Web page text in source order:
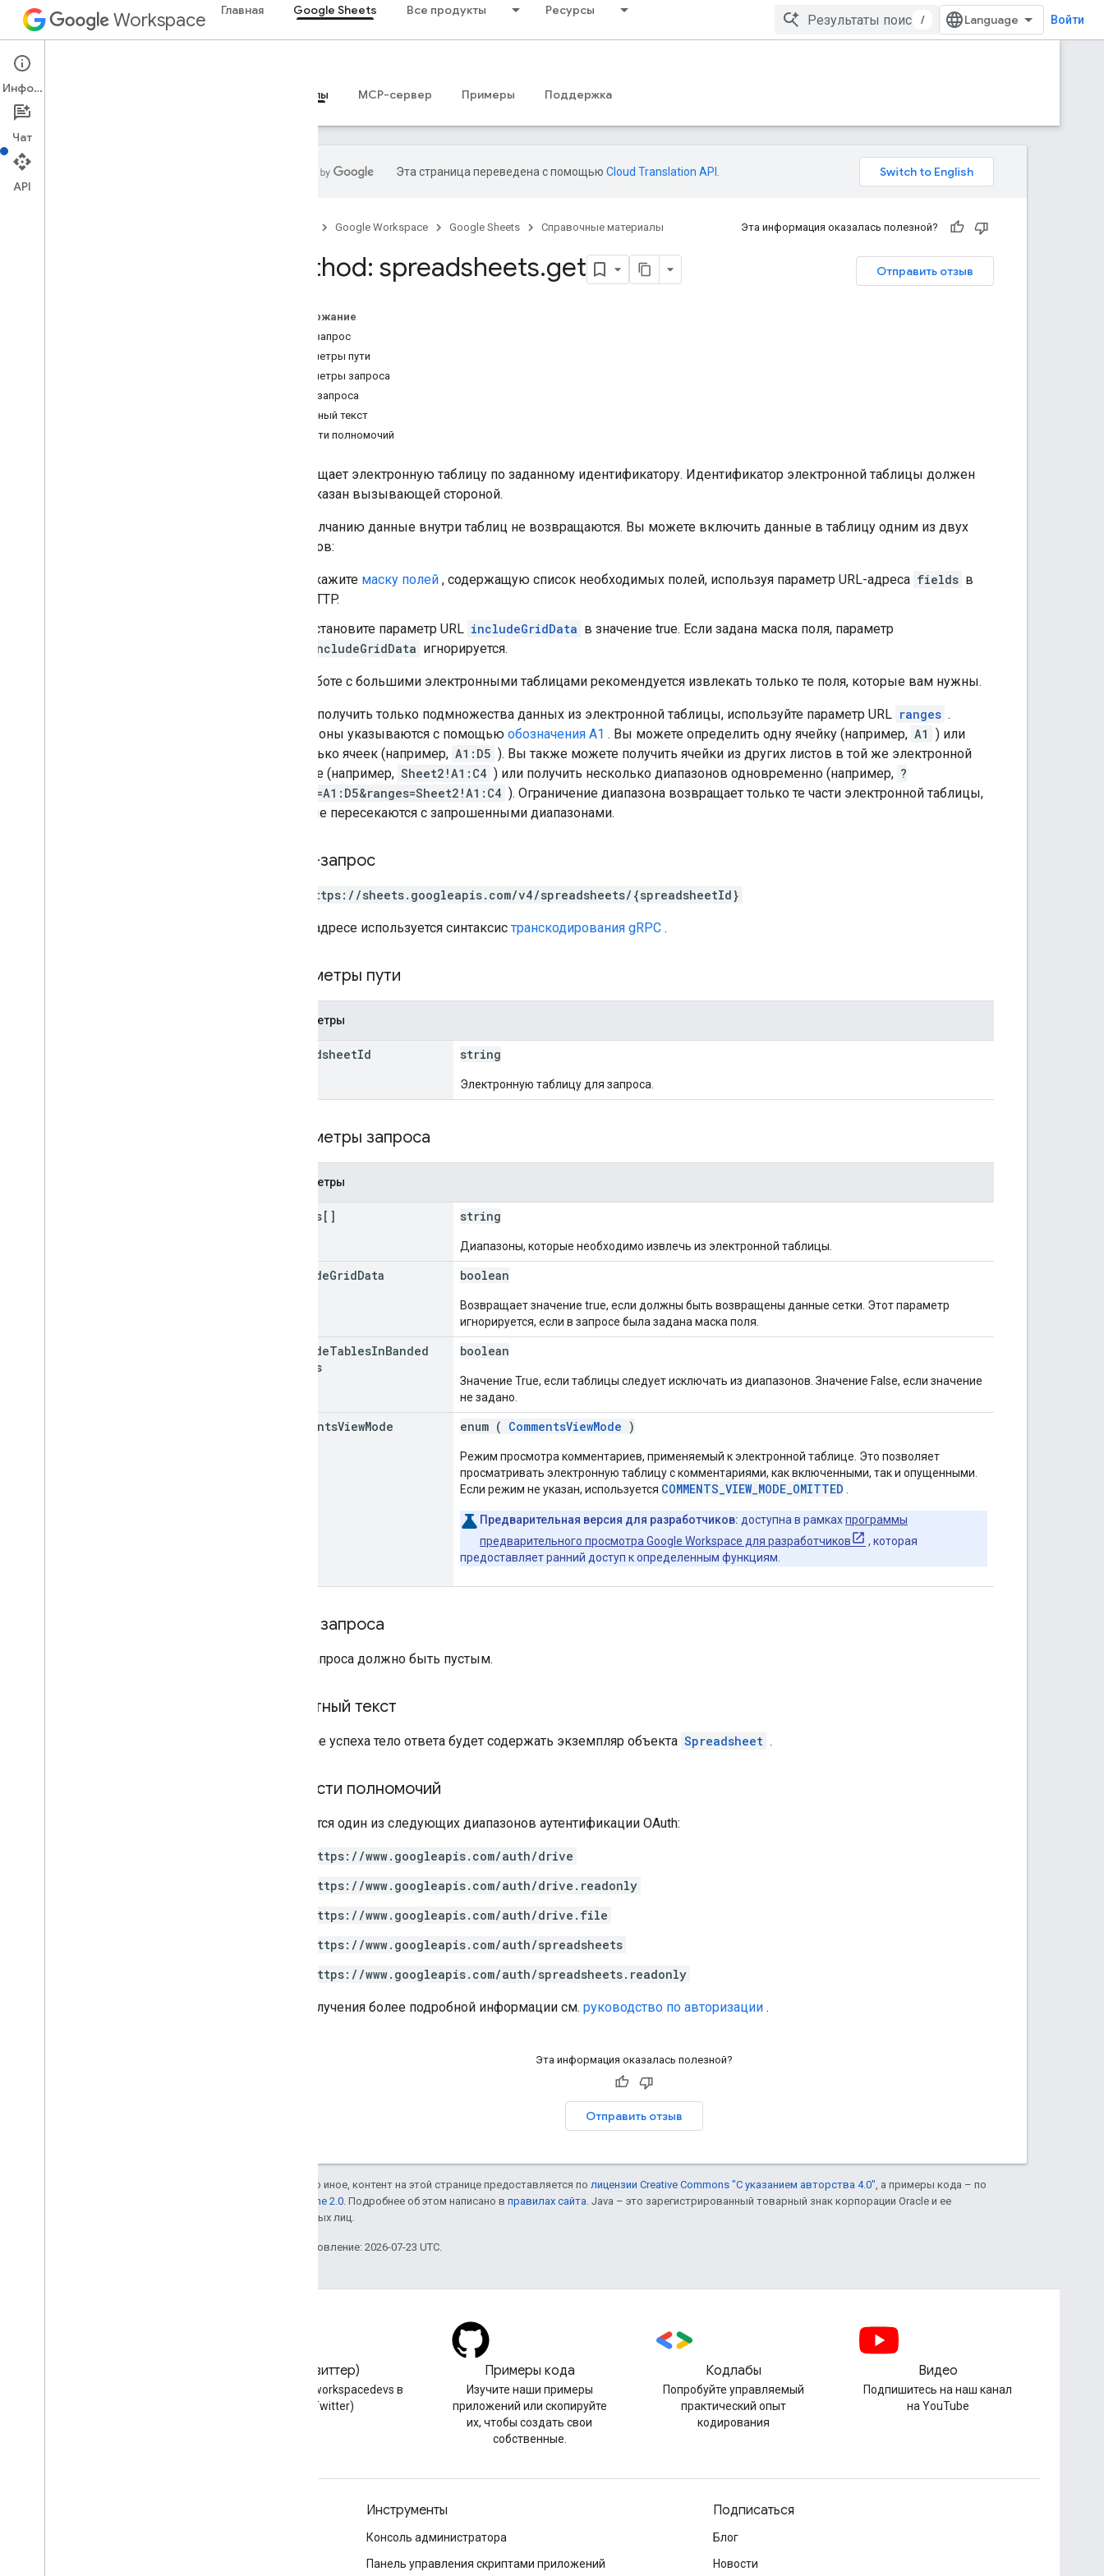
Workspace Главная Google Sheets Все продукты Ресурсы
/ Войти
Google Sheets
Обзор Справочные материалы MCP-сервер Примеры Поддержка
Эта страница переведена с помощью Cloud Translation API
Google Workspace Google Sheets Справочные материалы Эта информация оказалась полезной?
Отправить отзыв
Method: spreadsheets.get
Содержание
HTTP-запрос
Параметры пути
Параметры запроса
Текст запроса
Ответный текст
Области полномочий
Возвращает электронную таблицу по заданному идентификатору. Идентификатор электронной таблицы должен
быть указан вызывающей стороной.
По умолчанию данные внутри таблиц не возвращаются. Вы можете включить данные в таблицу одним из двух
способов:
Укажите маску полей , содержащую список необходимых полей, используя параметр URL-адреса fields в
HTTP.
Установите параметр URL includeGridData в значение true. Если задана маска поля, параметр
includeGridData игнорируется.
При работе с большими электронными таблицами рекомендуется извлекать только те поля, которые вам нужны.
Чтобы получить только подмножества данных из электронной таблицы, используйте параметр URL ranges .
Диапазоны указываются с помощью обозначения A1 . Вы можете определить одну ячейку (например, A1 ) или
несколько ячеек (например, A1:D5 ). Вы также можете получить ячейки из других листов в той же электронной
таблице (например, Sheet2!A1:C4 ) или получить несколько диапазонов одновременно (например, ?
ranges=A1:D5&ranges=Sheet2!A1:C4 ). Ограничение диапазона возвращает только те части электронной таблицы,
которые пересекаются с запрошенными диапазонами.
HTTP-запрос
GET https://sheets.googleapis.com/v4/spreadsheets/{spreadsheetId}
В URL-адресе используется синтаксис транскодирования gRPC .
Параметры пути
Параметры
spreadsheetId string
Электронную таблицу для запроса.
Параметры запроса
Параметры
ranges[] string
Диапазоны, которые необходимо извлечь из электронной таблицы.
includeGridData boolean
Возвращает значение true, если должны быть возвращены данные сетки. Этот параметр
игнорируется, если в запросе была задана маска поля.
excludeTablesInBanded
Ranges
boolean
Значение True, если таблицы следует исключать из диапазонов. Значение False, если значение
не задано.
commentsViewMode enum ( CommentsViewMode )
Режим просмотра комментариев, применяемый к электронной таблице. Это позволяет
просматривать электронную таблицу с комментариями, как включенными, так и опущенными.
Если режим не указан, используется COMMENTS_VIEW_MODE_OMITTED
Предварительная версия для разработчиков: доступна в рамкахпрограммы
предварительного просмотра Google Workspace для разработчиков
, которая
предоставляет ранний доступ к определенным функциям.
Текст запроса
Тело запроса должно быть пустым.
Ответный текст
В случае успеха тело ответа будет содержать экземпляр объекта Spreadsheet .
Области полномочий
Требуется один из следующих диапазонов аутентификации OAuth:
https://www.googleapis.com/auth/drive
https://www.googleapis.com/auth/drive.readonly
https://www.googleapis.com/auth/drive.file
https://www.googleapis.com/auth/spreadsheets
https://www.googleapis.com/auth/spreadsheets.readonly
Для получения более подробной информации см. руководство по авторизации .
Эта информация оказалась полезной?
Отправить отзыв
Если не указано иное, контент на этой странице предоставляется по лицензии Creative Commons "С указанием авторства 4.0" , а примеры кода – по
лицензии Apache 2.0 . Подробнее об этом написано в правилах сайта . Java – это зарегистрированный товарный знак корпорации Oracle и ее
аффилированных лиц.
Последнее обновление: 2026-07-23 UTC.
X (Твиттер)
Следуйте @workspacedevs в
X (Twitter)
Примеры кода
Изучите наши примеры
приложений или скопируйте
их, чтобы создать свои
собственные.
Кодлабы
Попробуйте управляемый
практический опыт
кодирования
Видео
Подпишитесь на наш канал
на YouTube
Инструменты
Консоль администратора
Панель управления скриптами приложений
Подписаться
Блог
Новости
Информация
Чат
API